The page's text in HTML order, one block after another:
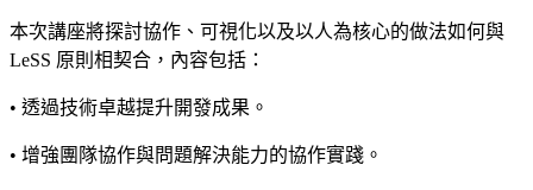
本次講座將探討協作、可視化以及以人為核心的做法如何與
LeSS 原則相契合，內容包括：
• 透過技術卓越提升開發成果。
• 增強團隊協作與問題解決能力的協作實踐。